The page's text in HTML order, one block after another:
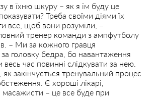
в їхню шкуру – як я їм буду це
Треба своїми діями їх
все, щоб вони розуміли, –
тренер команди з ампфутболу
– Ми за кожного гравця
головку бедра, бо навантаження
весь час повинні слідкувати за нею.
закінчується тренувальний процес
Є хороші лікарі,
масажисти – це все буде при